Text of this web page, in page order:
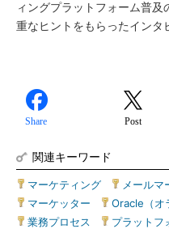
ィングプラットフォーム普
重なヒントをもらったインタ
Share Post
関連キーワード
マーケティング メールマ
マーケッター
Oracle（オ
業務プロセス
プラットフ